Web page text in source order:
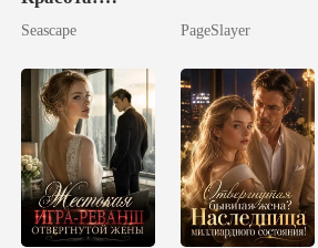
Гениальная
Seascape PageSlayer